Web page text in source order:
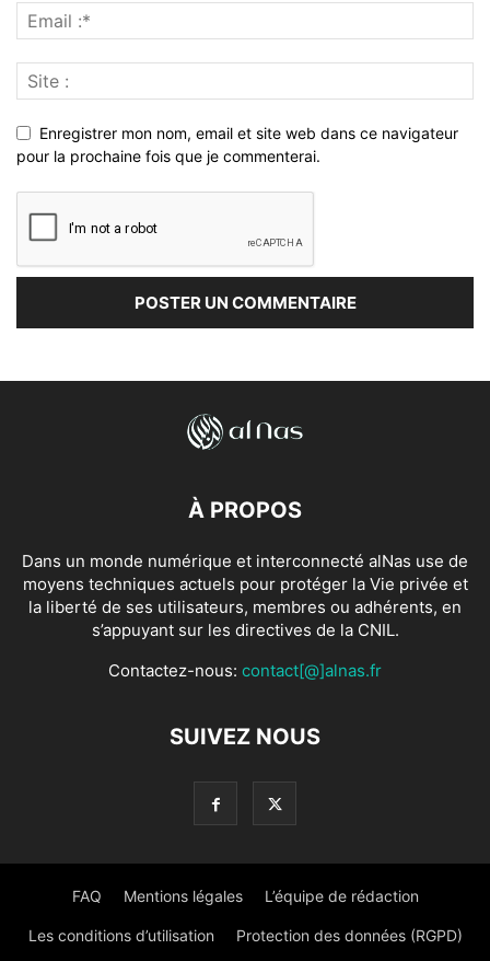
Enregistrer mon nom, email et site web dans ce navigateur
pour la prochaine fois que je commenterai.
À PROPOS
Dans un monde numérique et interconnecté alNas use de
moyens techniques actuels pour protéger la Vie privée et
la liberté de ses utilisateurs, membres ou adhérents, en
s’appuyant sur les directives de la CNIL.
Contactez-nous: contact[@]alnas.fr
SUIVEZ NOUS
FAQ Mentions légales L’équipe de rédaction
Les conditions d’utilisation Protection des données (RGPD)